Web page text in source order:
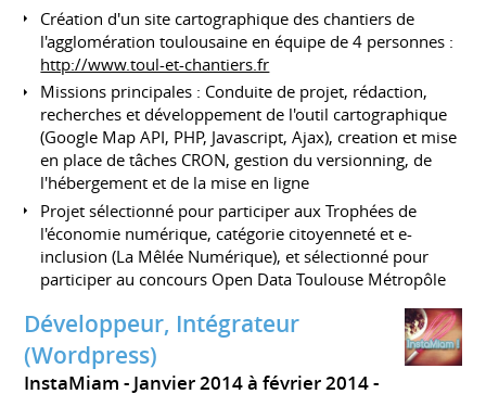
Création d'un site cartographique des chantiers de
l'agglomération toulousaine en équipe de 4 personnes :
http://www.toul-et-chantiers.fr
Missions principales : Conduite de projet, rédaction,
recherches et développement de l'outil cartographique
(Google Map API, PHP, Javascript, Ajax), creation et mise
en place de tâches CRON, gestion du versionning, de
l'hébergement et de la mise en ligne
Projet sélectionné pour participer aux Trophées de
l'économie numérique, catégorie citoyenneté et e-
inclusion (La Mêlée Numérique), et sélectionné pour
participer au concours Open Data Toulouse Métropôle
Développeur, Intégrateur
(Wordpress)
InstaMiam
Janvier 2014 à février 2014